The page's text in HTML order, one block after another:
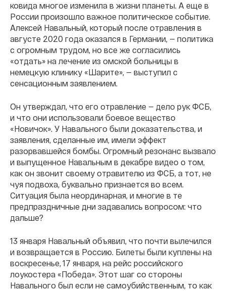
ковида многое изменила в жизни планеты. А еще в
России произошло важное политическое событие.
Алексей Навальный, который после отравления в
августе 2020 года оказался в Германии, — политика
с огромным трудом, но все же согласились
«отдать» на лечение из омской больницы в
немецкую клинику «Шарите», — выступил с
сенсационным заявлением.
Он утверждал, что его отравление — дело рук ФСБ,
и что они использовали боевое вещество
«Новичок». У Навального были доказательства, и
заявления, сделанные им, имели эффект
разорвавшейся бомбы. Огромный резонанс вызвало
и выпущенное Навальным в декабре видео о том,
как он звонит своему отравителю из ФСБ, а тот, не
чуя подвоха, буквально признается во всем.
Ситуация была неординарная, и многие в те
предпраздничные дни задавались вопросом: что
дальше?
13 января Навальный объявил, что почти вылечился
и возвращается в Россию. Билеты были куплены на
воскресенье, 17 января, на рейс российского
лоукостера «Победа». Этот шаг со стороны
Навального был если не самоубийственным, то как